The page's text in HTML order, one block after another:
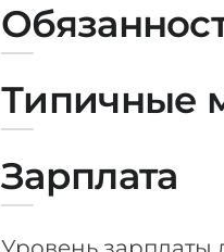
Типичные
Зарплата